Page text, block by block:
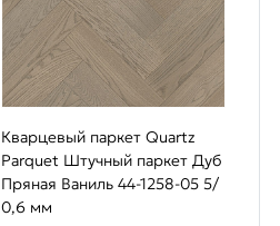
Кварцевый паркет Quartz
Parquet Штучный паркет Дуб
Пряная Ваниль 44-1258-05 5/
0,6 мм